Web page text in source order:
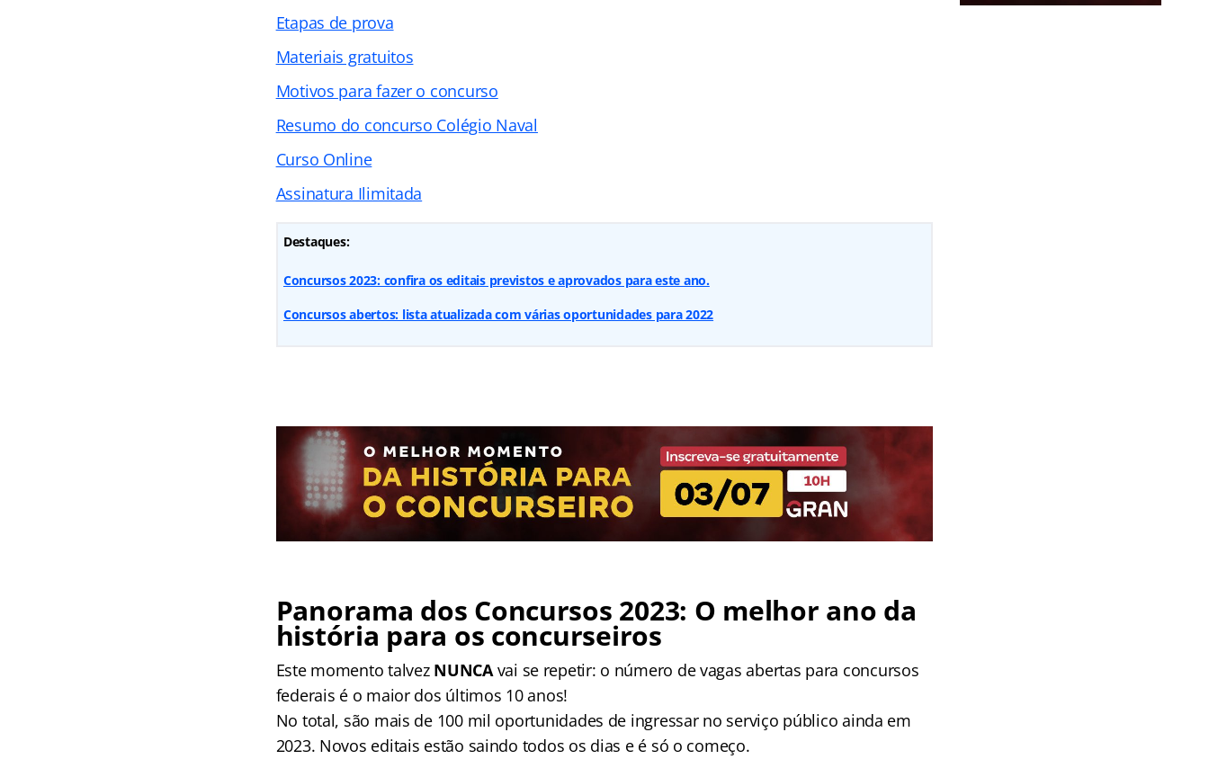
Etapas de prova
Materiais gratuitos
Motivos para fazer o concurso
Resumo do concurso Colégio Naval
Curso Online
Assinatura Ilimitada
Destaques:
Concursos 2023: confira os editais previstos e aprovados para este ano.
Concursos abertos: lista atualizada com várias oportunidades para 2022
Panorama dos Concursos 2023: O melhor ano da
história para os concurseiros
Este momento talvez NUNCAvai se repetir: o número de vagas abertas para concursos
federais é o maior dos últimos 10 anos!
No total, são mais de 100 mil oportunidades de ingressar no serviço público ainda em
2023. Novos editais estão saindo todos os dias e é só o começo.